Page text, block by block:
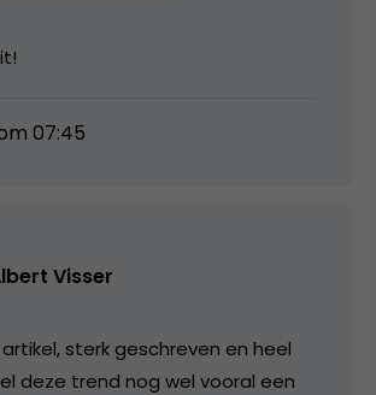
07:45
Visser
sterk geschreven en heel
deze trend nog wel vooral een